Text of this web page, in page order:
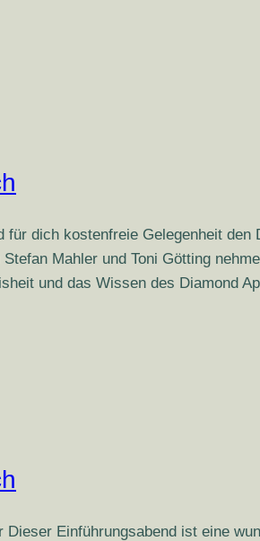
dich kostenfreie Gelegenheit
Mahler und Toni Götting
und das Wissen des Diamond
Einführungsabend ist eine